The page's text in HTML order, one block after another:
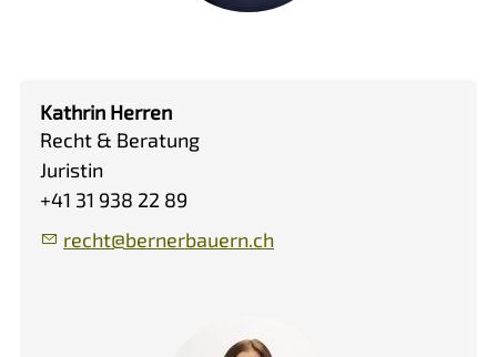
Kathrin Herren
Recht & Beratung
Juristin
+41 31 938 22 89
r cht b rn rb rn ch